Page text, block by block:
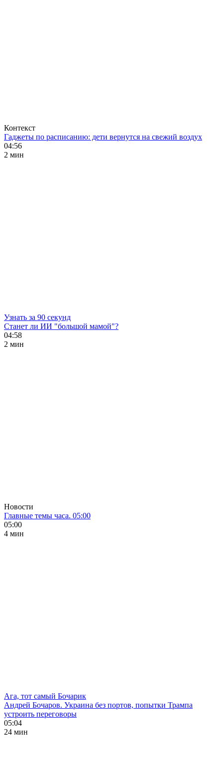
Контекст
Гаджеты по расписанию: дети вернутся на свежий воздух
04:56
2 мин
Узнать за 90 секунд
Станет ли ИИ "большой мамой"?
04:58
2 мин
Новости
Главные темы часа. 05:00
05:00
4 мин
Ага, тот самый Бочарик
Андрей Бочаров. Украина без портов, попытки Трампа
устроить переговоры
05:04
24 мин